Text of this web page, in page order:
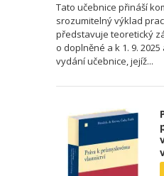
Tato učebnice přináší
srozumitelný výklad
představuje teoretický
o doplněné a k 1. 9.
vydání učebnice, jejíž...